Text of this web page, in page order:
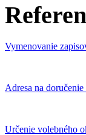
Vymenovanie
Adresa na
Určenie volebného